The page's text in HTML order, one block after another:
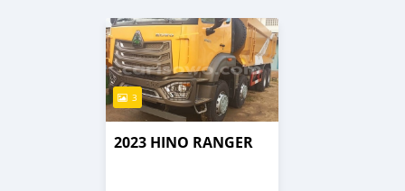
3
2023 HINO RANGER